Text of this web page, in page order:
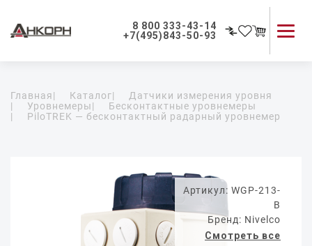
8 800 333-43-14
+7(495)843-50-93
Применение приборов
Как мы работаем
Главная| Каталог|
Датчики измерения уровня
|
Уровнемеры|
Бесконтактные уровнемеры
|
PiloTREK — бесконтактный радарный уровнемер
Артикул: WGP-213-
B
Бренд: Nivelco
Смотреть все